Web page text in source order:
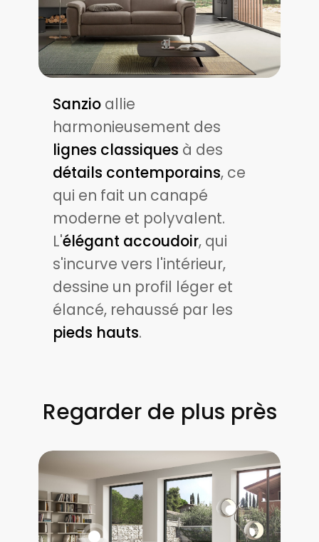
Sanzio allie
harmonieusement des
lignes classiques à des
détails contemporains, ce
qui en fait un canapé
moderne et polyvalent.
L'élégant accoudoir, qui
s'incurve vers l'intérieur,
dessine un profil léger et
élancé, rehaussé par les
pieds hauts.
Regarder de plus près